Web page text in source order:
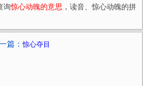
询惊心动魄的意思 ，读音、惊心动魄的拼
篇：惊心夺目